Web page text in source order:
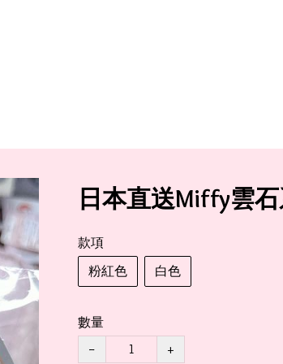
日本直送Miffy雲
款項
粉紅色
白色
數量
−
+